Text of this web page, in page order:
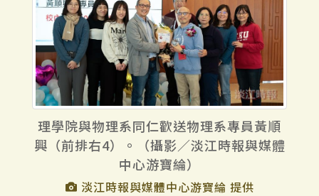
理學院與物理系同仁歡送物理系專員黃順
興（前排右4）。（攝影／淡江時報與媒體
中心游寶綸）
淡江時報與媒體中心游寶綸 提供